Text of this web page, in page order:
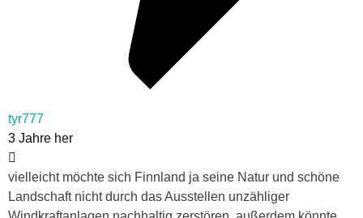
tyr777
3 Jahre her
vielleicht möchte sich Finnland ja seine Natur und schöne
Landschaft nicht durch das Ausstellen unzähliger